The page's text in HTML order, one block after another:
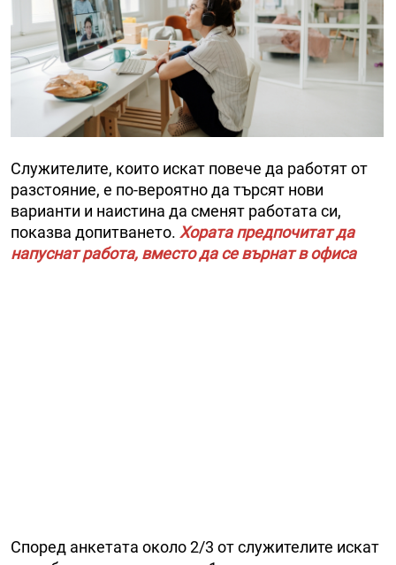
Служителите, които искат повече да работят от
разстояние, е по-вероятно да търсят нови
варианти и наистина да сменят работата си,
показва допитването. Хората предпочитат да
напуснат работа, вместо да се върнат в офиса
Според анкетата около 2/3 от служителите искат